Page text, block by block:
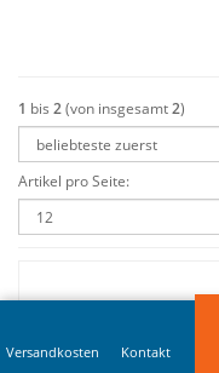
1 bis 2 (von insgesamt 2)
Artikel pro Seite:
Versandkosten Kontakt